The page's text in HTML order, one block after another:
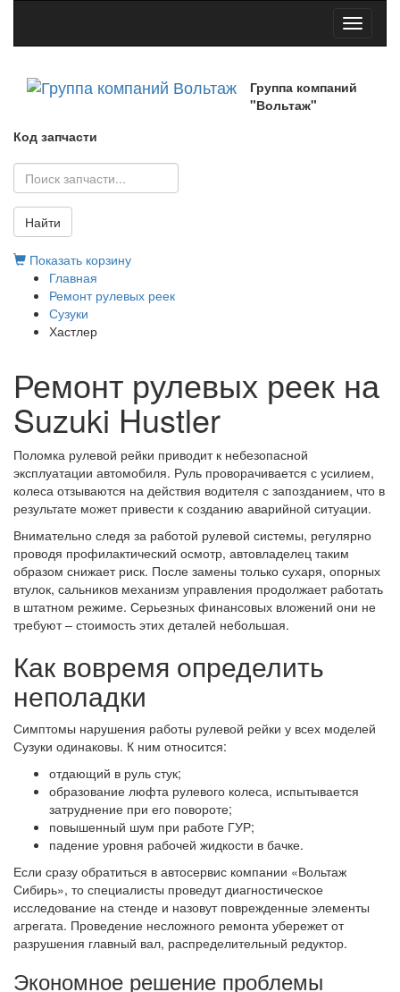
Toggle
Группа компаний
"Вольтаж"
Код запчасти
Найти
Показать корзину
Главная
Ремонт рулевых реек
Сузуки
Хастлер
Ремонт рулевых реек на
Suzuki Hustler
Поломка рулевой рейки приводит к небезопасной
эксплуатации автомобиля. Руль проворачивается с усилием,
колеса отзываются на действия водителя с запозданием, что в
результате может привести к созданию аварийной ситуации.
Внимательно следя за работой рулевой системы, регулярно
проводя профилактический осмотр, автовладелец таким
образом снижает риск. После замены только сухаря, опорных
втулок, сальников механизм управления продолжает работать
в штатном режиме. Серьезных финансовых вложений они не
требуют – стоимость этих деталей небольшая.
Как вовремя определить
неполадки
Симптомы нарушения работы рулевой рейки у всех моделей
Сузуки одинаковы. К ним относится:
отдающий в руль стук;
образование люфта рулевого колеса, испытывается
затруднение при его повороте;
повышенный шум при работе ГУР;
падение уровня рабочей жидкости в бачке.
Если сразу обратиться в автосервис компании «Вольтаж
Сибирь», то специалисты проведут диагностическое
исследование на стенде и назовут поврежденные элементы
агрегата. Проведение несложного ремонта убережет от
разрушения главный вал, распределительный редуктор.
Экономное решение проблемы